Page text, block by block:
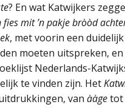
? En wat Katwijkers
fies mit ’n pakje bròòd
, met voorin een
moeten uitspreken,
Nederlands-
te vinden zijn. Het
van ààgetot